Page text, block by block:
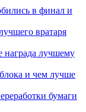
в финал и
вратаря
награда лучшему
и чем лучше
бумаги